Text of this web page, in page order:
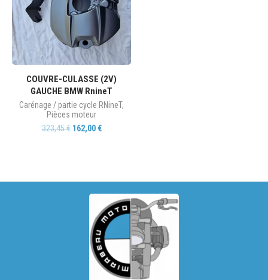
COUVRE-CULASSE (2V)
GAUCHE BMW RnineT
Carénage / partie cycle RNineT,
Pièces moteur
323,45€ 162,00 €